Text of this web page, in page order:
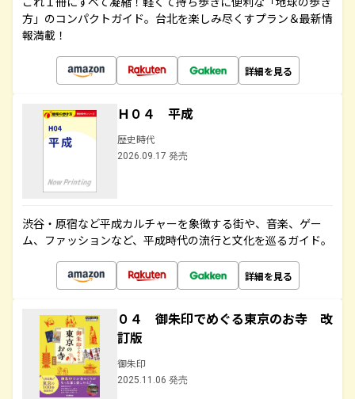
方」のコンパクトガイド。台北を楽しみ尽くすプラン＆最新情
報満載！
詳細を見る
Ｈ０４ 平成
歴史時代
2026.09.17 発売
渋谷・原宿など平成カルチャーを象徴する街や、音楽、ゲー
ム、ファッションなど、平成時代の流行と文化を巡るガイド。
詳細を見る
０４ 御朱印でめぐる東京のお寺 改
訂版
御朱印
2025.11.06 発売